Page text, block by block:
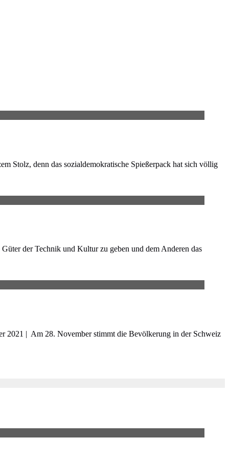
Stolz, denn das sozialdemokratische Spießerpack hat sich völlig
der Technik und Kultur zu geben und dem Anderen das
2021 | Am 28. November stimmt die Bevölkerung in der Schweiz